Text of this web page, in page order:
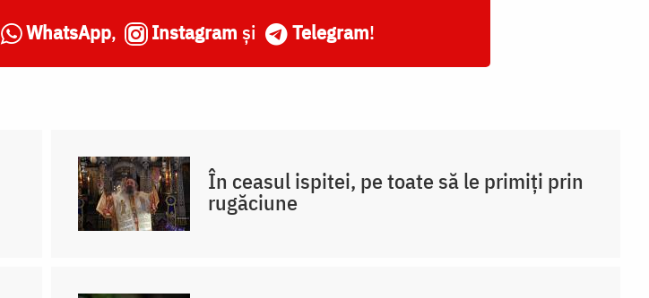
WhatsApp, Instagram și Telegram!
În ceasul ispitei, pe toate să le primiți prin
rugăciune